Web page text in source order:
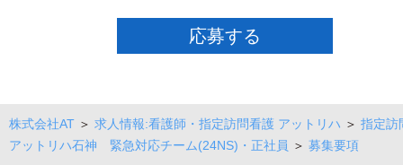
応募する
株式会社AT ＞ 求人情報:看護師・指定訪問看護 アットリハ ＞ 指定訪
アットリハ石神 緊急対応チーム(24NS)・正社員 ＞ 募集要項